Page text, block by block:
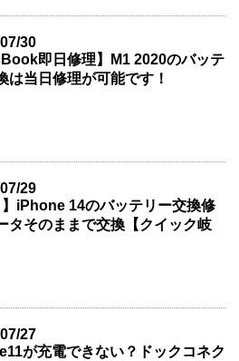
30
即日修理】M1 2020のバッテ
は当日修理が可能です！
29
】iPhone 14のバッテリー交換修
タそのままで交換【クイック岐
27
が充電できない？ドックコネク